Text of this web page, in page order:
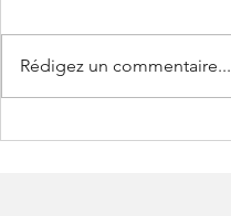
Rédigez un commentaire...